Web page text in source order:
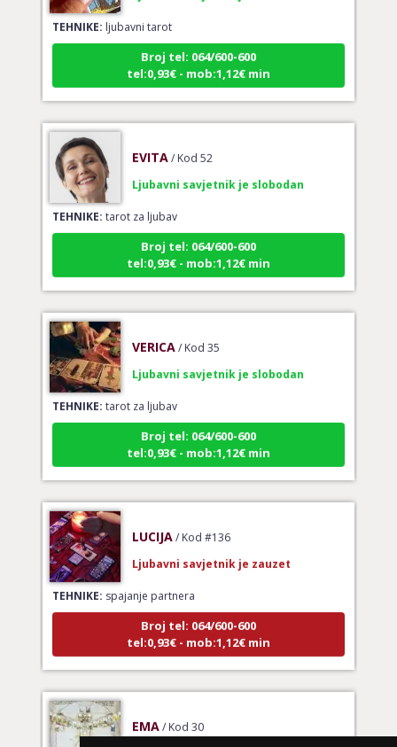
TEHNIKE:ljubavni tarot
tel:0,93€ - mob:1,12€ min
Ljubavni savjetnik je slobodan
TEHNIKE: tarot za ljubav
Broj tel: 064/600-600
tel:0,93€ - mob:1,12€ min
Ljubavni savjetnik je slobodan
TEHNIKE:tarot za ljubav
Broj tel: 064/600-600
tel:0,93€ - mob:1,12€ min
Ljubavni savjetnik je zauzet
TEHNIKE:spajanje partnera
Broj tel: 064/600-600
tel:0,93€ - mob:1,12€ min
Ljubavni savjetnik je zauzet